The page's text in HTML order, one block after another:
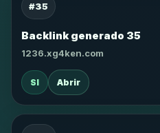
#35
Backlink generado 35
1236.xg4ken.com
SI Abrir